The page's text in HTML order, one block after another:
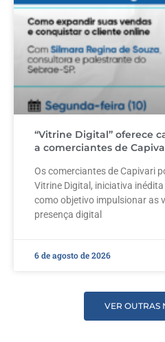
“Vitrine Digital” oferece
a comerciantes de
Os comerciantes de Capivari
Vitrine Digital, iniciativa
como objetivo impulsionar as
presença digital
6 de agosto de 2026
VER OUTRAS